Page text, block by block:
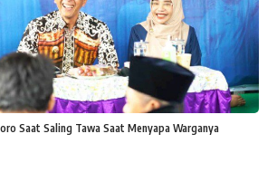
Saat Saling Tawa Saat Menyapa Warganya